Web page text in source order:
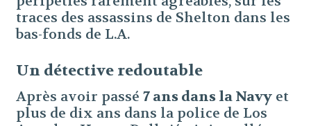
traces des assassins de Shelton dans les
bas-fonds de L.A.
Un détective redoutable
Après avoir passé 7 ans dans la Navyet
plus de dix ans dans la police de Los